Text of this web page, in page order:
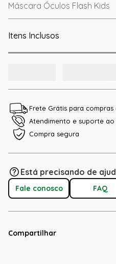
Máscara Óculos Flash Kids
Itens Inclusos
Frete Grátis para compras
Atendimento e suporte
Compra segura
Está precisando de
Fale conosco FAQ
Compartilhar